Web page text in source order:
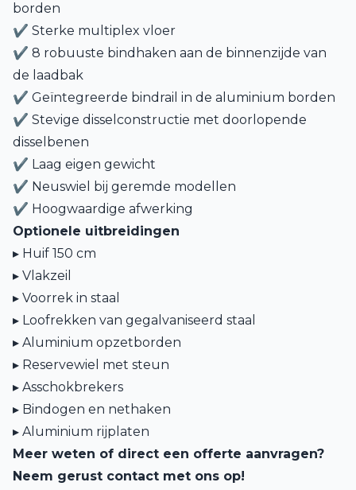
borden
✔ Sterke multiplex vloer
✔ 8 robuuste bindhaken aan de binnenzijde van
de laadbak
✔ Geïntegreerde bindrail in de aluminium borden
✔ Stevige disselconstructie met doorlopende
disselbenen
✔ Laag eigen gewicht
✔ Neuswiel bij geremde modellen
✔ Hoogwaardige afwerking
Optionele uitbreidingen
▸ Huif 150 cm
▸ Vlakzeil
▸ Voorrek in staal
▸ Loofrekken van gegalvaniseerd staal
▸ Aluminium opzetborden
▸ Reservewiel met steun
▸ Asschokbrekers
▸ Bindogen en nethaken
▸ Aluminium rijplaten
Meer weten of direct een offerte aanvragen?
Neem gerust contact met ons op!